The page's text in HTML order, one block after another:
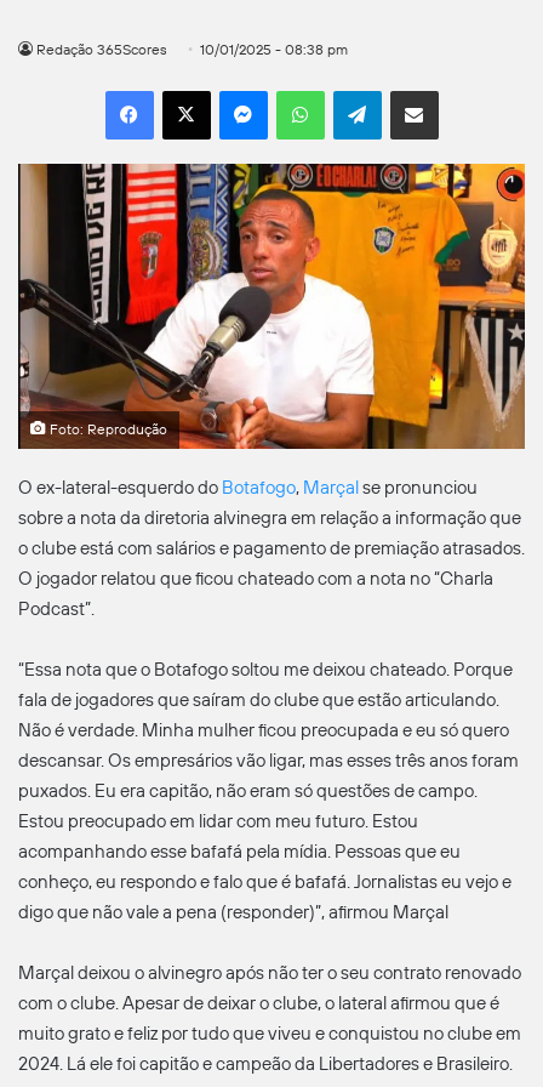
Redação 365Scores 10/01/2025 - 08:38 pm
Facebook
X MessengerWhatsAppTelegramCompartilhar por e-mail
Foto: Reprodução
O ex-lateral-esquerdo do Botafogo, Marçalse pronunciou
sobre a nota da diretoria alvinegra em relação a informação que
o clube está com salários e pagamento de premiação atrasados.
O jogador relatou que ficou chateado com a nota no “Charla
Podcast”.
“Essa nota que o Botafogo soltou me deixou chateado. Porque
fala de jogadores que saíram do clube que estão articulando.
Não é verdade. Minha mulher ficou preocupada e eu só quero
descansar. Os empresários vão ligar, mas esses três anos foram
puxados. Eu era capitão, não eram só questões de campo.
Estou preocupado em lidar com meu futuro. Estou
acompanhando esse bafafá pela mídia. Pessoas que eu
conheço, eu respondo e falo que é bafafá. Jornalistas eu vejo e
digo que não vale a pena (responder)”, afirmou Marçal
Marçal deixou o alvinegro após não ter o seu contrato renovado
com o clube. Apesar de deixar o clube, o lateral afirmou que é
muito grato e feliz por tudo que viveu e conquistou no clube em
2024. Lá ele foi capitão e campeão da Libertadores e Brasileiro.